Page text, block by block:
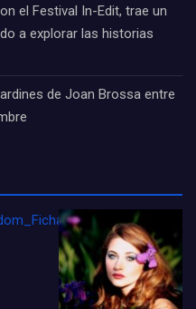
el Festival In-Edit, trae un
a explorar las historias
de Joan Brossa entre